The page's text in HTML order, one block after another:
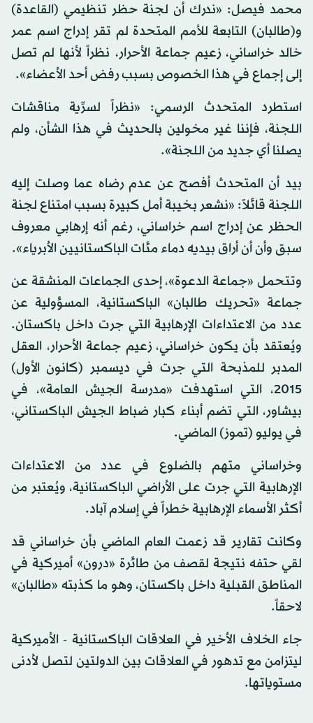
محمد فيصل: «ندرك أن لجنة حظر تنظيمي (القاعدة)
و(طالبان) التابعة للأمم المتحدة لم تقر إدراج اسم عمر
خالد خراساني، زعيم جماعة الأحرار، نظراً لأنها لم تصل
إلى إجماع في هذا الخصوص بسبب رفض أحد الأعضاء».
استطرد المتحدث الرسمي: «نظراً لسرِّية مناقشات
اللجنة، فإننا غير مخولين بالحديث في هذا الشأن، ولم
يصلنا أي جديد من اللجنة».
بيد أن المتحدث أفصح عن عدم رضاه عما وصلت إليه
اللجنة قائلاً: «نشعر بخيبة أمل كبيرة بسبب امتناع لجنة
الحظر عن إدراج اسم خراساني، رغم أنه إرهابي معروف
سبق وأن أن أراق بيديه دماء مئات الباكستانيين الأبرياء».
وتتحمل «جماعة الدعوة»، إحدى الجماعات المنشقة عن
جماعة «تحريك طالبان» الباكستانية، المسؤولية عن
عدد من الاعتداءات الإرهابية التي جرت داخل باكستان.
ويُعتقد بأن يكون خراساني، زعيم جماعة الأحرار، العقل
المدبر للمذبحة التي جرت في ديسمبر (كانون الأول)
2015، التي استهدفت «مدرسة الجيش العامة»، في
بيشاور، التي تضم أبناء كبار ضباط الجيش الباكستاني،
في يوليو (تموز) الماضي.
وخراساني متهم بالضلوع في عدد من الاعتداءات
الإرهابية التي جرت على الأراضي الباكستانية، ويُعتبر من
أكثر الأسماء الإرهابية خطراً في إسلام آباد.
وكانت تقارير قد زعمت العام الماضي بأن خراساني قد
لقي حتفه نتيجة لقصف من طائرة «درون» أميركية في
المناطق القبلية داخل باكستان، وهو ما كذبته «طالبان»
لاحقاً.
جاء الخلاف الأخير في العلاقات الباكستانية - الأميركية
ليتزامن مع تدهور في العلاقات بين الدولتين لتصل لأدنى
مستوياتها.